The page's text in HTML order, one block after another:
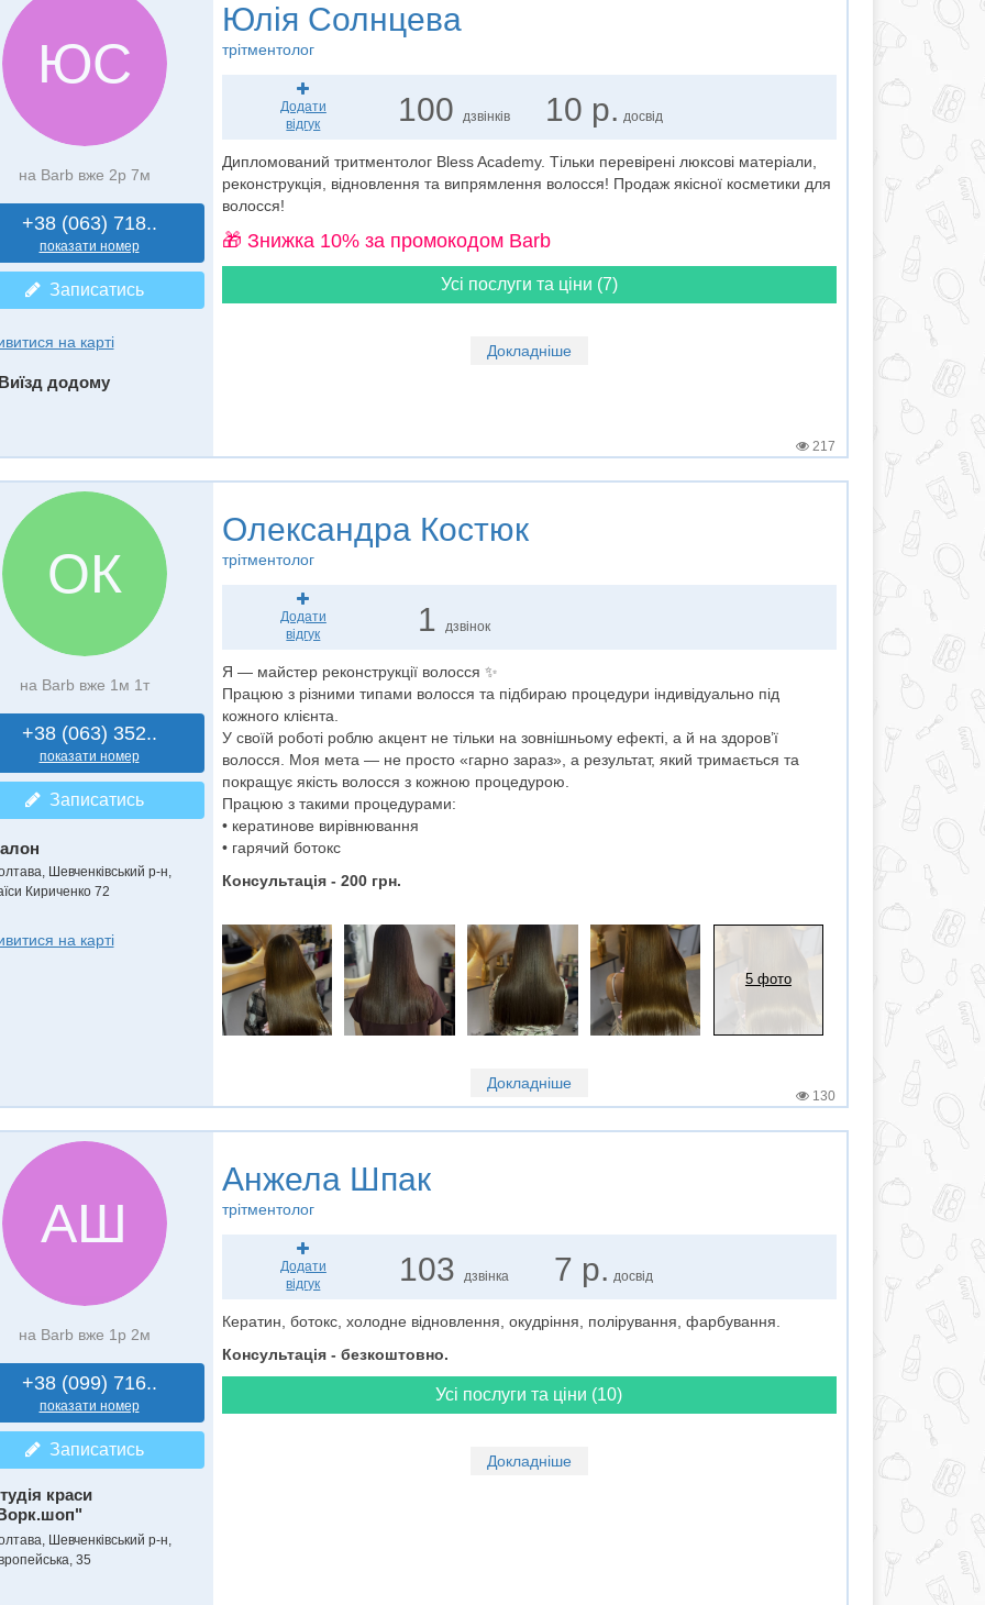
ЮС
на Barb вже 2р 7м
+38 (063) 718..
показати номер
Записатись
на карті
додому
Юлія Солнцева
трітментолог
Додати
відгук
100 дзвінків 10 р. досвід
Дипломований тритментолог Bless Academy. Тільки перевірені люксові матеріали,
реконструкція, відновлення та випрямлення волосся! Продаж якісної косметики для
волосся!
🎁 Знижка 10% за промокодом Barb
Усі послуги та ціни (7)
Докладніше
217
ОК
на Barb вже 1м 1т
+38 (063) 352..
показати номер
Записатись
Шевченківський р-н,
Кириченко 72
на карті
Олександра Костюк
трітментолог
Додати
відгук
1 дзвінок
Я — майстер реконструкції волосся ✨
Працюю з різними типами волосся та підбираю процедури індивідуально під
кожного клієнта.
У своїй роботі роблю акцент не тільки на зовнішньому ефекті, а й на здоров’ї
волосся. Моя мета — не просто «гарно зараз», а результат, який тримається та
покращує якість волосся з кожною процедурою.
Працюю з такими процедурами:
• кератинове вирівнювання
• гарячий ботокс
Консультація - 200 грн.
5 фото
Докладніше
130
АШ
на Barb вже 1р 2м
+38 (099) 716..
показати номер
Записатись
краси
Шевченківський р-н,
35
Анжела Шпак
трітментолог
Додати
відгук
103 дзвінка 7 р. досвід
Кератин, ботокс, холодне відновлення, окудріння, полірування, фарбування.
Консультація - безкоштовно.
Усі послуги та ціни (10)
Докладніше